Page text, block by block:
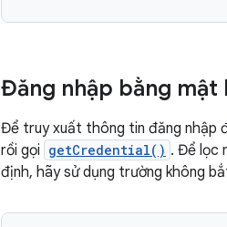
Đăng nhập bằng mật
Để truy xuất thông tin đăng nhập
rồi gọi getCredential() . Để lọc
định, hãy sử dụng trường không